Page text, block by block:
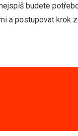
budete
a postupovat krok